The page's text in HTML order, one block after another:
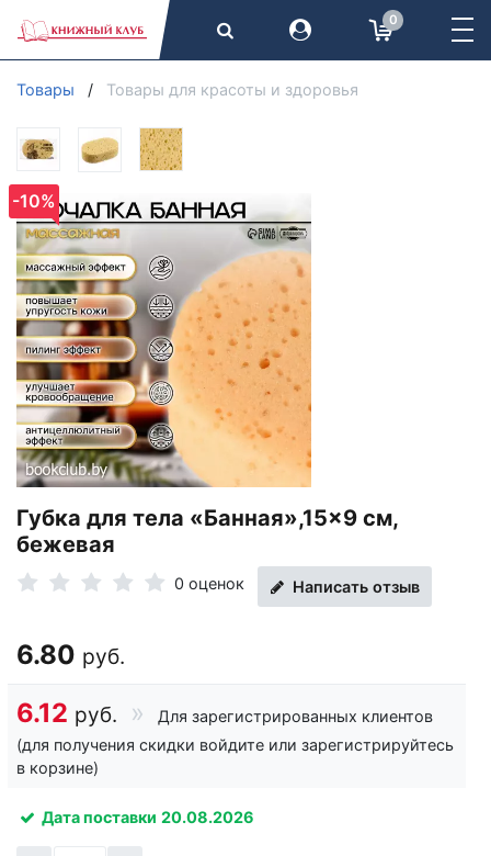
0
Товары Товары для красоты и здоровья
-10%
Губка для тела «Банная»,15×9 см,
бежевая
0 оценок Написать отзыв
6.80 руб.
6.12 руб.
Для зарегистрированных клиентов
(для получения скидки войдите или зарегистрируйтесь
в корзине)
Дата поставки 20.08.2026